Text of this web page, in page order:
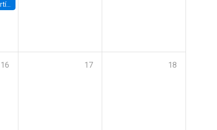
UC
16 17 18